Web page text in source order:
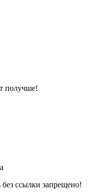
получше!
ссылки запрещено!